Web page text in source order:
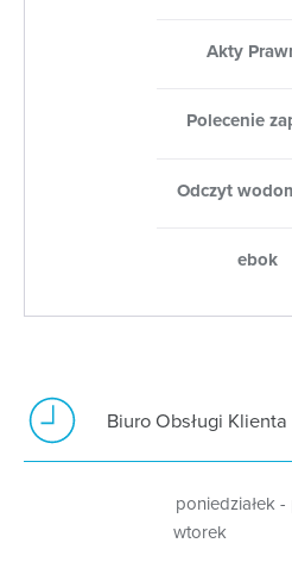
Akty
Polecenie
Odczyt
ebok
Biuro Obsługi Klienta
poniedziałek
wtorek